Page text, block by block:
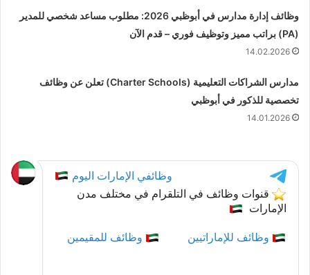
وظائف إدارة مدارس في أبوظبي 2026: مطلوب مساعد شخصي للمدير
(PA) براتب مميز وتوظيف فوري – قدم الآن
14.02.2026
مدارس الشراكات التعليمية (Charter Schools) تعلن عن وظائف
تخصصية للذكور في أبوظبي
14.01.2026